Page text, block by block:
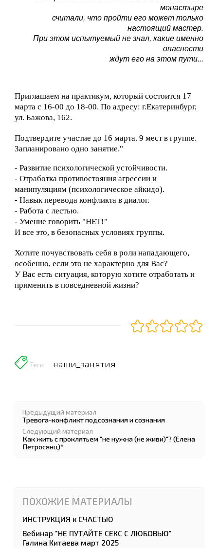
монастыре
считали, что пройти его может только
настоящий мастер.
При этом испытуемый не знал, какие именно
опасности
ждут его на этом пути...
Приглашаем на практикум, который состоится 17
марта с 16-00 до 18-00. По адресу: г.Екатеринбург,
ул. Бажова, 162.
Подтвердите участие до 16 марта. 9 мест в группе.
Запланировано одно занятие."
- Развитие психологической устойчивости.
- Отработка противостояния агрессии и
манипуляциям (психологическое айкидо).
- Навык перевода конфликта в диалог.
- Работа с лестью.
- Умение говорить "НЕТ!"
И все это, в безопасных условиях группы.
Хотите почувствовать себя в роли нападающего,
особенно, если это не характерно для Вас?
У Вас есть ситуация, которую хотите отработать и
применить в повседневной жизни?
Теги наши_занятия
Предыдущий материал
Тревога-конфликт подсознания и сознания
Следующий материал
Как жить с проклятьем "не нужна (не живи)"? (Елена
Петросянц)*
ПОХОЖИЕ МАТЕРИАЛЫ
ИНСТРУКЦИЯ к СЧАСТЬЮ
Вебинар "НЕ ПУТАЙТЕ СЕКС С ЛЮБОВЬЮ"
Галина Китаева март 2025